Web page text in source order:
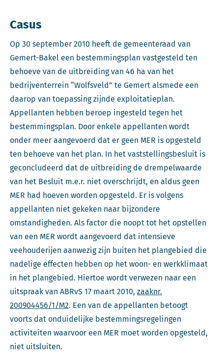
Casus
Op 30 september 2010 heeft de gemeenteraad van
Gemert-Bakel een bestemmingsplan vastgesteld ten
behoeve van de uitbreiding van 46 ha van het
bedrijventerrein “Wolfsveld” te Gemert alsmede een
daarop van toepassing zijnde exploitatieplan.
Appellanten hebben beroep ingesteld tegen het
bestemmingsplan. Door enkele appellanten wordt
onder meer aangevoerd dat er geen MER is opgesteld
ten behoeve van het plan. In het vaststellingsbesluit is
geconcludeerd dat de uitbreiding de drempelwaarde
van het Besluit m.e.r. niet overschrijdt, en aldus geen
MER had hoeven worden opgesteld. Er is volgens
appellanten niet gekeken naar bijzondere
omstandigheden. Als factor die noopt tot het opstellen
van een MER wordt aangevoerd dat intensieve
veehouderijen aanwezig zijn buiten het plangebied die
nadelige effecten hebben op het woon- en werkklimaat
in het plangebied. Hiertoe wordt verwezen naar een
uitspraak van ABRvS 17 maart 2010, zaaknr.
200904456/1/M2. Een van de appellanten betoogt
voorts dat onduidelijke bestemmingsregelingen
activiteiten waarvoor een MER moet worden opgesteld,
niet uitsluiten.